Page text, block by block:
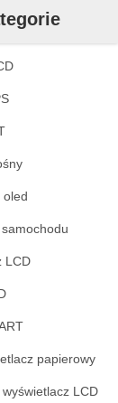
oled
LCD
papierowy
LCD